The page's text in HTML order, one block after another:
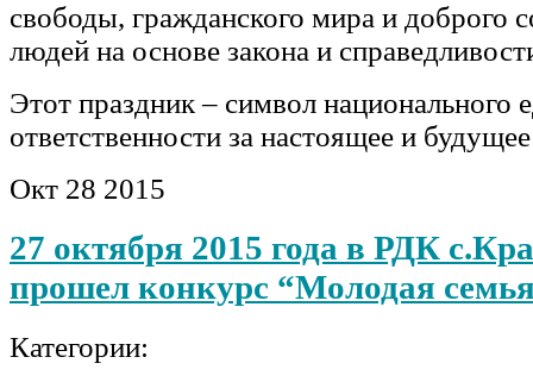
свободы, гражданского мира и доброго
людей на основе закона и
Этот праздник – символ национального
ответственности за настоящее и
Окт 28 2015
27 октября 2015 года в РДК
прошел конкурс “Молодая
Категории: